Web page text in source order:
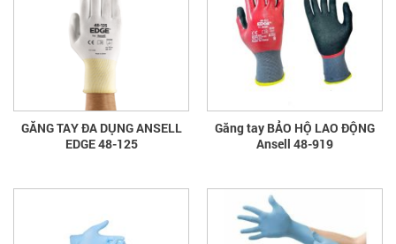
GĂNG TAY ĐA DỤNG ANSELL
EDGE 48-125
Găng tay BẢO HỘ LAO ĐỘNG
Ansell 48-919